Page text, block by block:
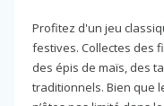
Profitez d'un jeu
festives. Collectes des
des épis de maïs, des
traditionnels. Bien que